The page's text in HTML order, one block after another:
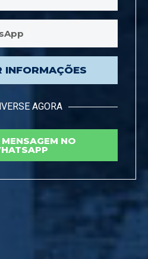
INFORMAÇÕES
AGORA
NO